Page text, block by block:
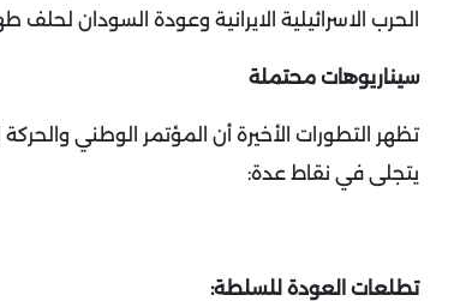
الحرب الاسرائيلية الايرانية وعودة السودان لحلف
سيناريوهات محتملة
تظهر التطورات الأخيرة أن المؤتمر الوطني
يتجلى في نقاط عدة:
تطلعات العودة للسلطة: